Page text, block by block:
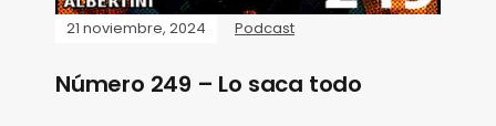
21 noviembre, 2024 Podcast
Número 249 – Lo saca todo